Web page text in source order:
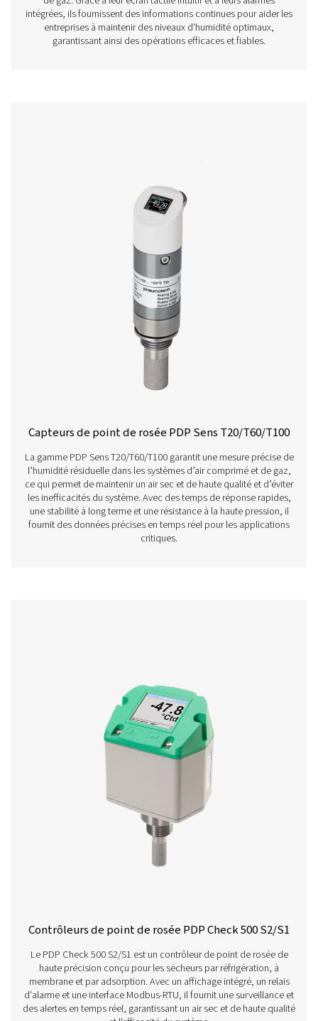
Surveillance de point de rosée
Check S3/S4
Les modèles PDP Check S3 et S4 sont conçus pour la
stationnaire du point de rosée dans les systèmes d'air